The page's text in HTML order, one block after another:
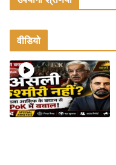
वीडियो